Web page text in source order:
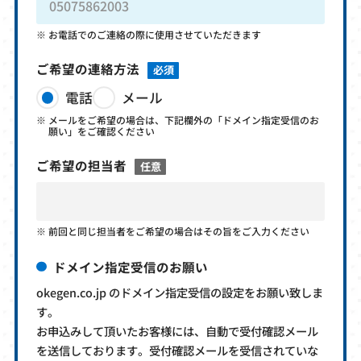
お電話でのご連絡の際に使用させていただきます
ご希望の連絡方法 必須
電話 メール
メールをご希望の場合は、下記欄外の「ドメイン指定受信のお
願い」をご確認ください
ご希望の担当者 任意
前回と同じ担当者をご希望の場合はその旨をご入力ください
ドメイン指定受信のお願い
okegen.co.jp のドメイン指定受信の設定をお願い致しま
す。
お申込みして頂いたお客様には、自動で受付確認メール
を送信しております。受付確認メールを受信されていな